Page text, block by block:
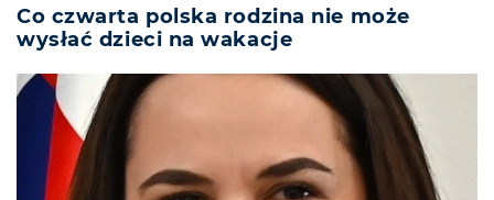
Co czwarta polska rodzina nie może
wysłać dzieci na wakacje